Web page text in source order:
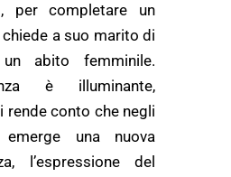
per completare un
a suo marito di
abito femminile.
è illuminante,
rende conto che negli
una nuova
l’espressione del